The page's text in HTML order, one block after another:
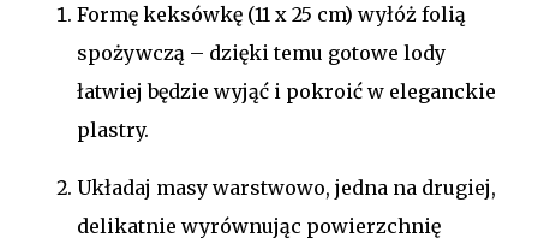
Formę keksówkę (11 x 25 cm) wyłóż folią
spożywczą – dzięki temu gotowe lody
łatwiej będzie wyjąć i pokroić w eleganckie
plastry.
Układaj masy warstwowo, jedna na drugiej,
delikatnie wyrównując powierzchnię